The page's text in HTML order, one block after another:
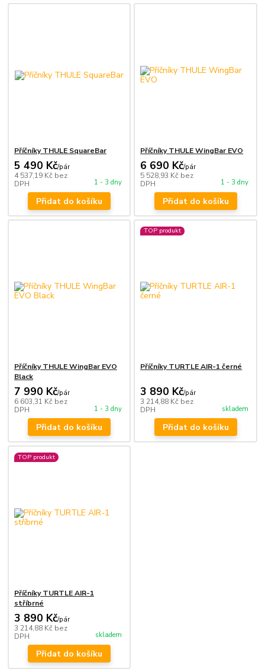
Příčníky THULE SquareBar
5 490 Kč/pár
4 537,19 Kč bez
DPH
1 - 3 dny
Přidat do košíku
Příčníky THULE WingBar EVO
6 690 Kč/pár
5 528,93 Kč bez
DPH
1 - 3 dny
Přidat do košíku
Příčníky THULE WingBar EVO
Black
7 990 Kč/pár
6 603,31 Kč bez
DPH
1 - 3 dny
Přidat do košíku
TOP produkt
Příčníky TURTLE AIR-1 černé
3 890 Kč/pár
3 214,88 Kč bez
DPH
skladem
Přidat do košíku
TOP produkt
Příčníky TURTLE AIR-1
stříbrné
3 890 Kč/pár
3 214,88 Kč bez
DPH
skladem
Přidat do košíku